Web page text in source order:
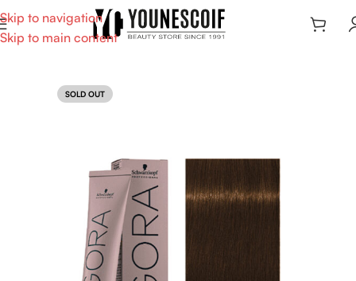
Skip to navigation
Skip to main content
SOLD OUT